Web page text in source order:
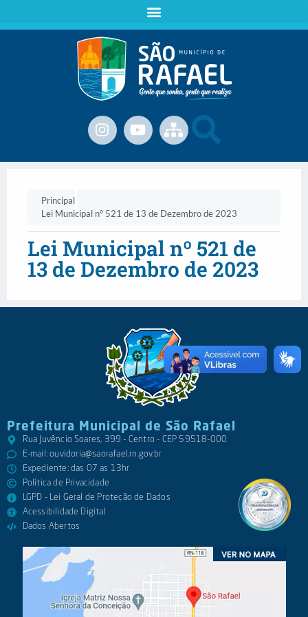
Principal
Lei Municipal nº 521 de 13 de Dezembro de 2023
Lei Municipal nº 521 de
13 de Dezembro de 2023
Prefeitura Municipal de São Rafael
Rua Juvêncio Soares, 399 - Centro - CEP 59518-000
E-mail:ouvidoria@saorafael.rn.gov.br
Expediente: das 07 as 13hr
Política de Privacidade
LGPD - Lei Geral de Proteção de Dados
Acessibilidade Digital
Dados Abertos